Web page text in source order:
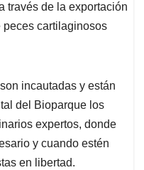
través de la exportación
cartilaginosos
incautadas y están
del Bioparque los
expertos, donde
y cuando estén
en libertad.